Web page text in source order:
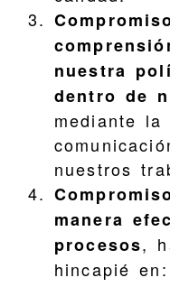
nuestra
dentro de
mediante la
nuestros
manera
procesos,
hincapié en: